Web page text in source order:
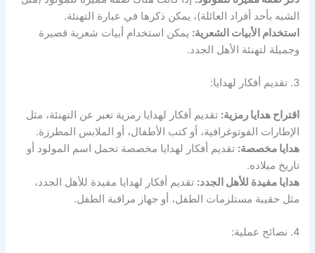
الشبه بأحد أفراد العائلة)، يمكن ذكرها في عبارة التهنئة.
استخدام الأبيات الشعرية: يمكن استخدام أبيات شعرية قصيرة
وجميلة لتهنئة الأهل الجدد.
3. تقديم أفكار لهدايا:
اقتراح هدايا رمزية: تقديم أفكار لهدايا رمزية تعبر عن التهنئة، مثل
الإطارات الفوتوغرافية، أو كتب الأطفال، أو الملابس المطرزة.
هدايا مخصصة: تقديم أفكار لهدايا مخصصة تحمل اسم المولود أو
تاريخ ميلاده.
هدايا مفيدة للأهل الجدد: تقديم أفكار لهدايا مفيدة للأهل الجدد،
مثل حقيبة مستلزمات الطفل، أو جهاز مراقبة الطفل.
4. نصائح عملية: